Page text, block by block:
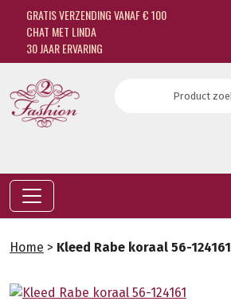
GRATIS VERZENDING VANAF € 100
CHAT MET LINDA
30 JAAR ERVARING
Home > Kleed Rabe koraal 56-124161